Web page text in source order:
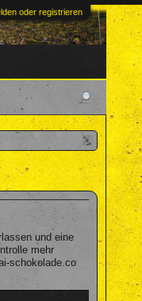
oder registrieren
und eine
mehr
schokolade.co